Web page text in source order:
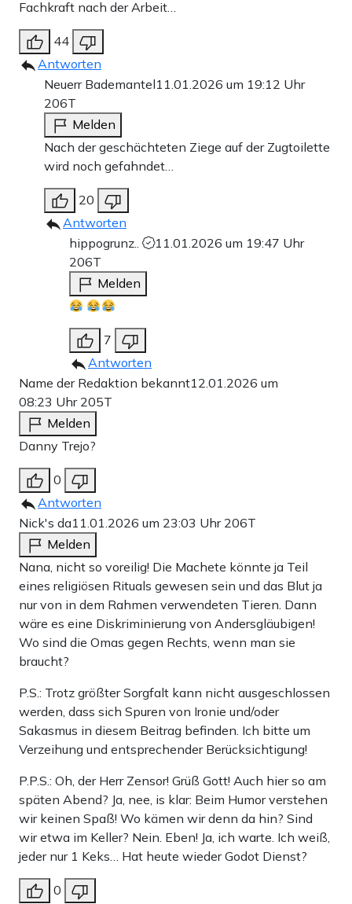
Fachkraft nach der Arbeit…
44
Antworten
Neuerr Bademantel11.01.2026 um 19:12 Uhr
206T
Melden
Nach der geschächteten Ziege auf der Zugtoilette
wird noch gefahndet…
20
Antworten
hippogrunz..
11.01.2026 um 19:47 Uhr
206T
Melden
7
Antworten
Name der Redaktion bekannt12.01.2026 um
08:23 Uhr 205T
Melden
Danny Trejo?
0
Antworten
Nick's da11.01.2026 um 23:03 Uhr 206T
Melden
Nana, nicht so voreilig! Die Machete könnte ja Teil
eines religiösen Rituals gewesen sein und das Blut ja
nur von in dem Rahmen verwendeten Tieren. Dann
wäre es eine Diskriminierung von Andersgläubigen!
Wo sind die Omas gegen Rechts, wenn man sie
braucht?
P.S.: Trotz größter Sorgfalt kann nicht ausgeschlossen
werden, dass sich Spuren von Ironie und/oder
Sakasmus in diesem Beitrag befinden. Ich bitte um
Verzeihung und entsprechender Berücksichtigung!
P.P.S.: Oh, der Herr Zensor! Grüß Gott! Auch hier so am
späten Abend? Ja, nee, is klar: Beim Humor verstehen
wir keinen Spaß! Wo kämen wir denn da hin? Sind
wir etwa im Keller? Nein. Eben! Ja, ich warte. Ich weiß,
jeder nur 1 Keks… Hat heute wieder Godot Dienst?
0